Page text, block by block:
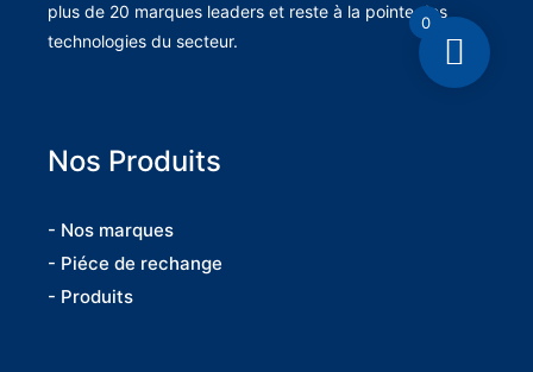
plus de 20 marques leaders et reste à la pointe des
technologies du secteur.
Nos Produits
- Nos marques
- Piéce de rechange
- Produits
0